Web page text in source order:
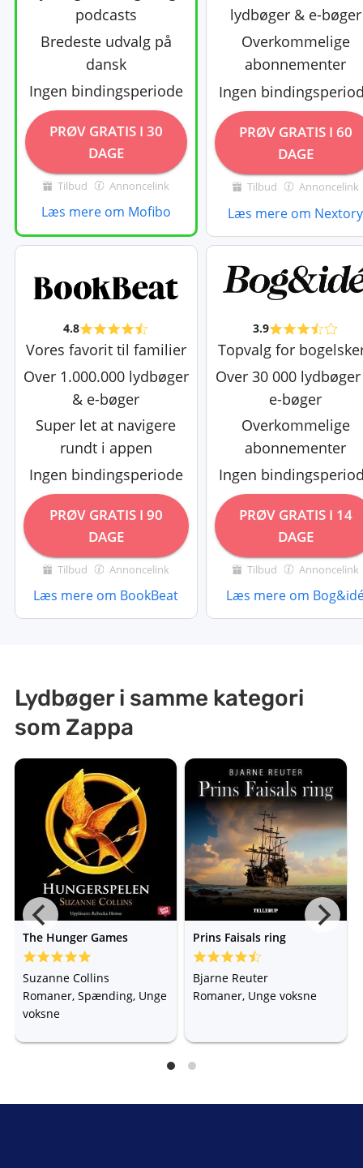
podcasts
Bredeste udvalg på
dansk
Ingen bindingsperiode
PRØV GRATIS I 30
DAGE
Tilbud Annoncelink
Læs mere om Mofibo
lydbøger & e-bøger
Overkommelige
abonnementer
Ingen
PRØV GRATIS I 60
DAGE
Tilbud Annoncelink
Læs mere om Nextory
4.8
Vores favorit til familier
Over 1.000.000 lydbøger
& e-bøger
Super let at navigere
rundt i appen
Ingen bindingsperiode
PRØV GRATIS I 90
DAGE
Tilbud Annoncelink
Læs mere om BookBeat
3.9
Topvalg for
Over 30 000
e-bøger
Overkommelige
abonnementer
Ingen
PRØV GRATIS I 14
DAGE
Tilbud Annoncelink
Læs mere om
Lydbøger i samme kategori
som Zappa
The Hunger Games
Suzanne Collins
Romaner, Spænding, Unge
voksne
Prins Faisals ring
Bjarne Reuter
Romaner, Unge voksne